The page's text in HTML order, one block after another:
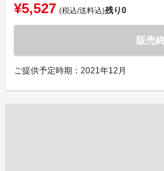
¥5,527 (税込/送料込)残り0
販売
ご提供予定時期：2021年12月